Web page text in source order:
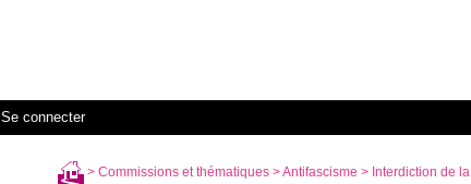
Se connecter
> Commissions et thématiques>Antifascisme > Interdiction de la